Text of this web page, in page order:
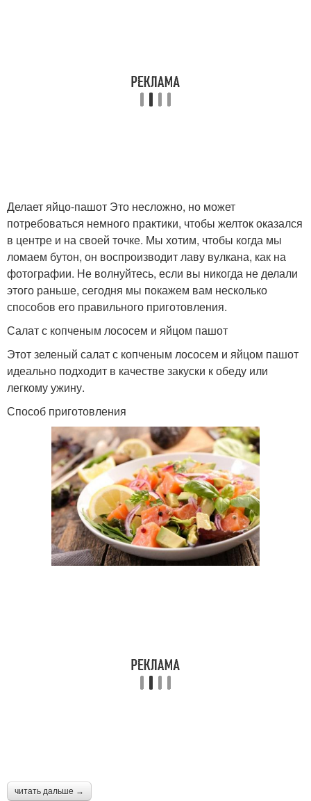
Салат с копченой
грудкой
Делает яйцо-пашот Это несложно, но может
потребоваться немного практики, чтобы желток оказался
в центре и на своей точке. Мы хотим, чтобы когда мы
ломаем бутон, он воспроизводит лаву вулкана, как на
фотографии. Не волнуйтесь, если вы никогда не делали
этого раньше, сегодня мы покажем вам несколько
способов его правильного приготовления.
Салат с копченым лососем и яйцом пашот
Этот зеленый салат с копченым лососем и яйцом пашот
идеально подходит в качестве закуски к обеду или
легкому ужину.
Способ приготовления
читать дальше →